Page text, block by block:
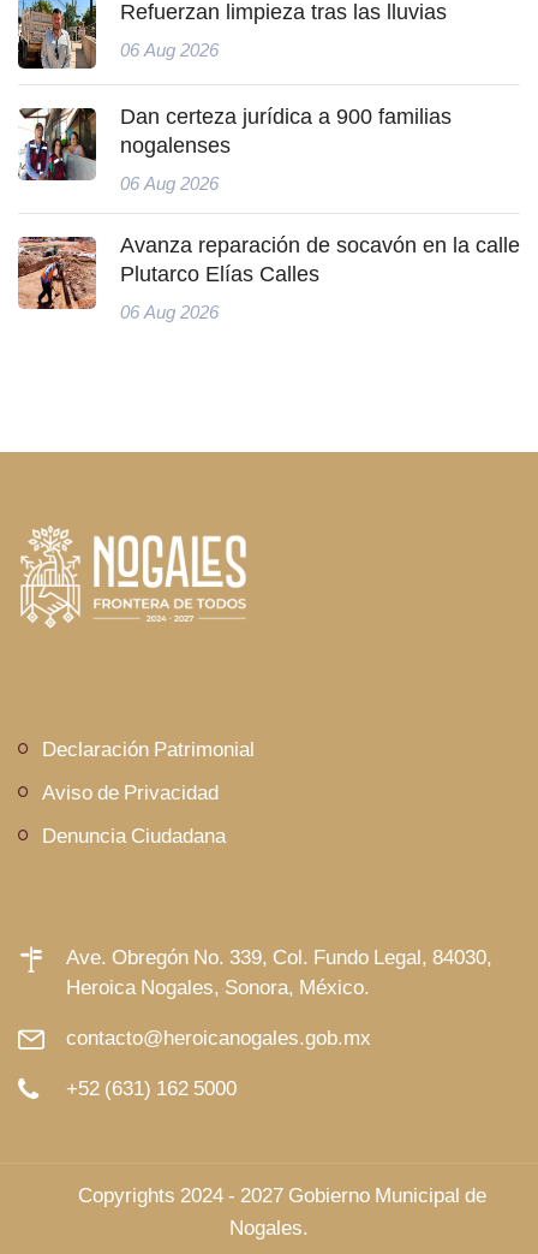
Refuerzan limpieza tras las lluvias
06 Aug 2026
Dan certeza jurídica a 900 familias
nogalenses
06 Aug 2026
Avanza reparación de socavón en la calle
Plutarco Elías Calles
06 Aug 2026
Declaración Patrimonial
Aviso de Privacidad
Denuncia Ciudadana
Ave. Obregón No. 339, Col. Fundo Legal, 84030,
Heroica Nogales, Sonora, México.
contacto@heroicanogales.gob.mx
+52 (631) 162 5000
© Copyrights 2024 - 2027 Gobierno Municipal de
Nogales.